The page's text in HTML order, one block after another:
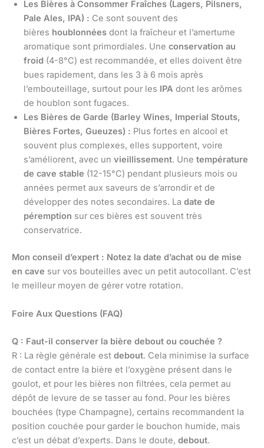
Les Bières à Consommer Fraîches (Lagers, Pilsners,
Pale Ales, IPA) : Ce sont souvent des
bières houblonnées dont la fraîcheur et l’amertume
aromatique sont primordiales. Une conservation au
froid (4-8°C) est recommandée, et elles doivent être
bues rapidement, dans les 3 à 6 mois après
l’embouteillage, surtout pour les IPA dont les arômes
de houblon sont fugaces.
Les Bières de Garde (Barley Wines, Imperial Stouts,
Bières Fortes, Gueuzes) : Plus fortes en alcool et
souvent plus complexes, elles supportent, voire
s’améliorent, avec un vieillissement. Une température
de cave stable (12-15°C) pendant plusieurs mois ou
années permet aux saveurs de s’arrondir et de
développer des notes secondaires. La date de
péremption sur ces bières est souvent très
conservatrice.
Mon conseil d’expert : Notez la date d’achat ou de mise
en cave sur vos bouteilles avec un petit autocollant. C’est
le meilleur moyen de gérer votre rotation.
Foire Aux Questions (FAQ)
Q : Faut-il conserver la bière debout ou couchée ?
R : La règle générale est debout. Cela minimise la surface
de contact entre la bière et l’oxygène présent dans le
goulot, et pour les bières non filtrées, cela permet au
dépôt de levure de se tasser au fond. Pour les bières
bouchées (type Champagne), certains recommandent la
position couchée pour garder le bouchon humide, mais
c’est un débat d’experts. Dans le doute, debout.